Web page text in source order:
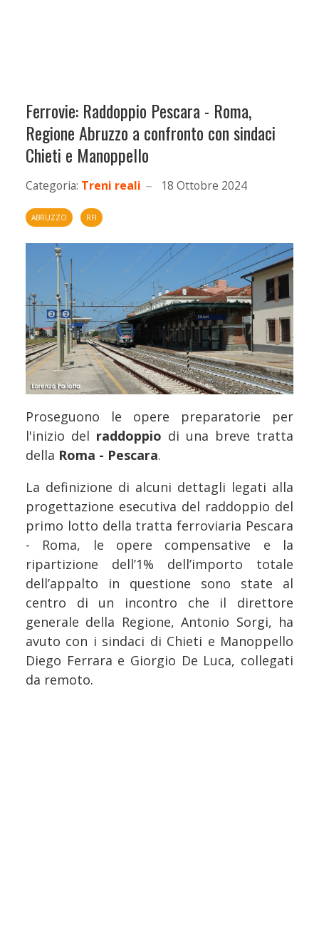
Ferrovie: Raddoppio Pescara - Roma,
Regione Abruzzo a confronto con sindaci
Chieti e Manoppello
Categoria: Treni reali 18 Ottobre 2024
ABRUZZO RFI
Proseguono le opere preparatorie per
l'inizio del raddoppio di una breve tratta
della Roma - Pescara.
La definizione di alcuni dettagli legati alla
progettazione esecutiva del raddoppio del
primo lotto della tratta ferroviaria Pescara
- Roma, le opere compensative e la
ripartizione dell’1% dell’importo totale
dell’appalto in questione sono state al
centro di un incontro che il direttore
generale della Regione, Antonio Sorgi, ha
avuto con i sindaci di Chieti e Manoppello
Diego Ferrara e Giorgio De Luca, collegati
da remoto.